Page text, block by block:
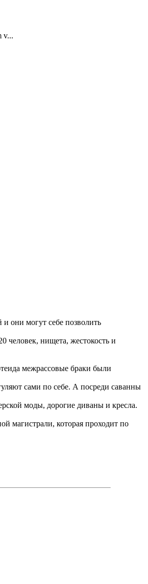
v...
они могут себе позволить
человек, нищета, жестокость и
межрассовые браки были
сами по себе. А посреди саванны
моды, дорогие диваны и кресла.
магистрали, которая проходит по